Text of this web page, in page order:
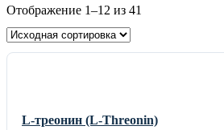
Отображение 1–12 из 41
L-треонин (L-Threonin)